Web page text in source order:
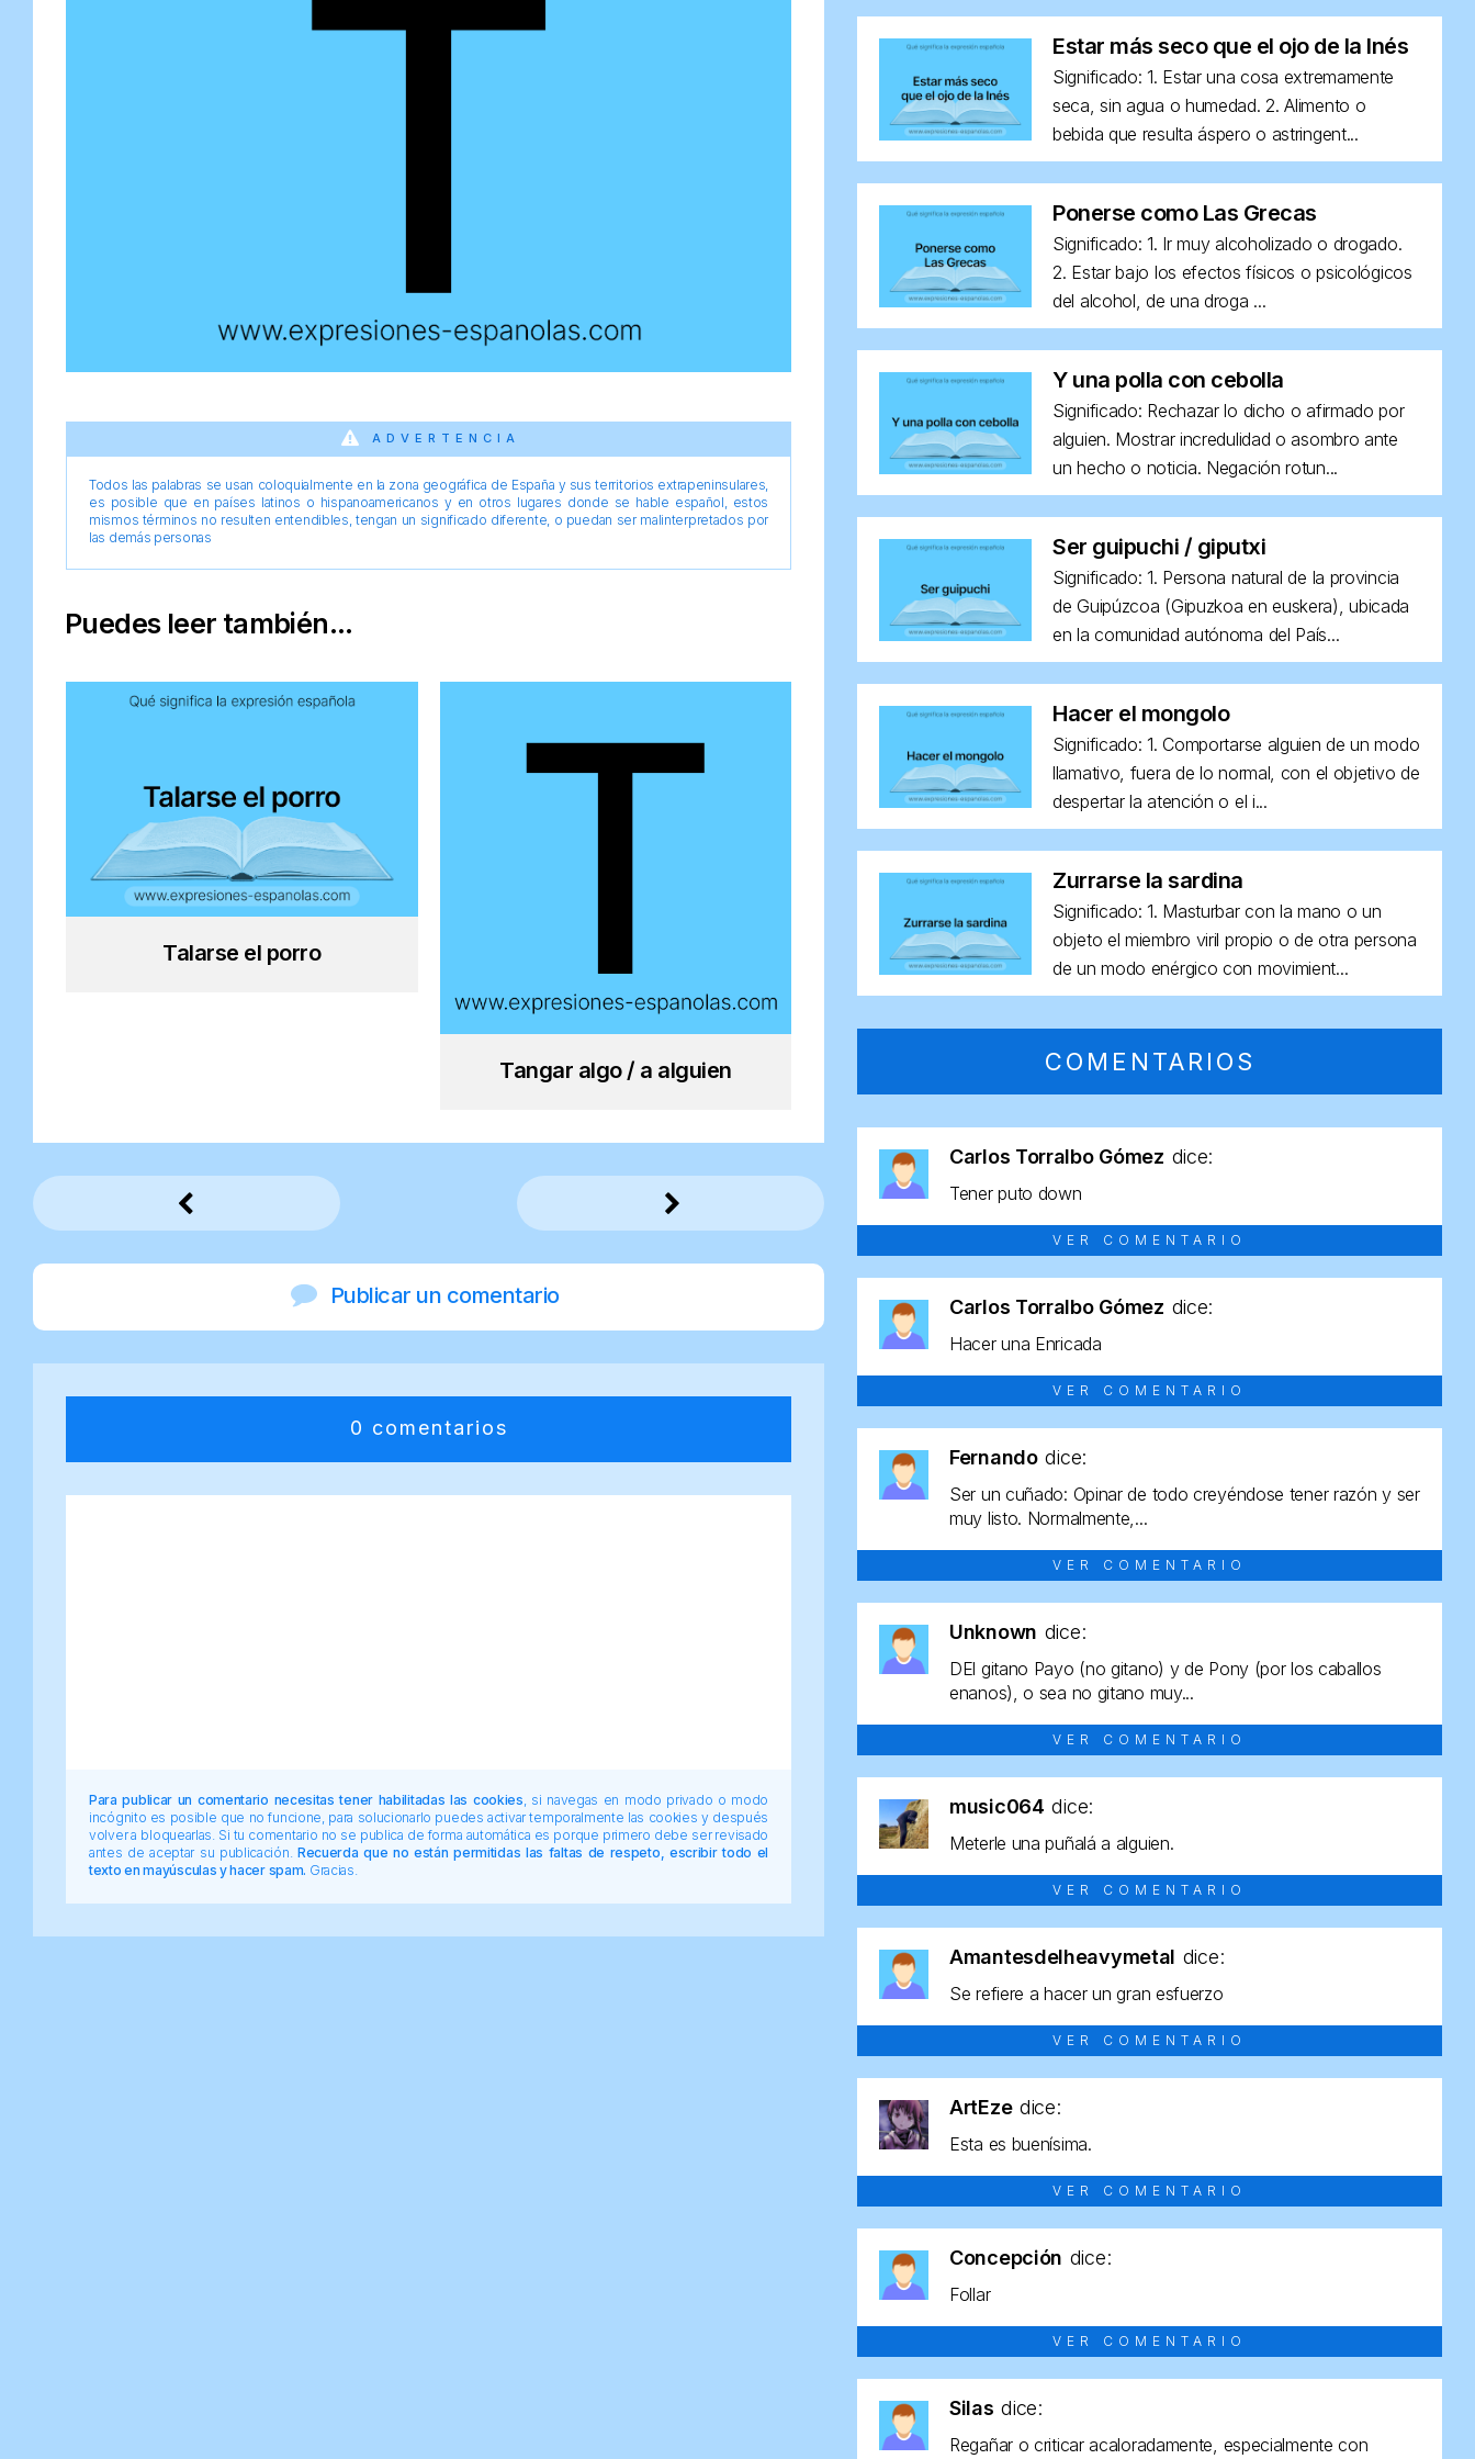
ADVERTENCIA
Todos las palabras se usan coloquialmente en la zona geográfica de España y sus territorios extrapeninsulares,
es posible que en países latinos o hispanoamericanos y en otros lugares donde se hable español, estos
mismos términos no resulten entendibles, tengan un significado diferente, o puedan ser malinterpretados por
las demás personas
Puedes leer también...
Talarse el porro
Tangar algo / a alguien
Publicar un comentario
0 comentarios
Para publicar un comentario necesitas tener habilitadas las cookies , si navegas en modo privado o modo
incógnito es posible que no funcione, para solucionarlo puedes activar temporalmente las cookies y después
volver a bloquearlas. Si tu comentario no se publica de forma automática es porque primero debe ser revisado
antes de aceptar su publicación. Recuerda que no están permitidas las faltas de respeto, escribir todo el
texto en mayúsculas y hacer spam. Gracias.
Estar más seco que el ojo de la Inés
Significado: 1. Estar una cosa extremamente
seca, sin agua o humedad. 2. Alimento o
bebida que resulta áspero o astringent...
Ponerse como Las Grecas
Significado: 1. Ir muy alcoholizado o drogado.
2. Estar bajo los efectos físicos o psicológicos
del alcohol, de una droga ...
Y una polla con cebolla
Significado: Rechazar lo dicho o afirmado por
alguien. Mostrar incredulidad o asombro ante
un hecho o noticia. Negación rotun...
Ser guipuchi / giputxi
Significado: 1. Persona natural de la provincia
de Guipúzcoa (Gipuzkoa en euskera), ubicada
en la comunidad autónoma del País...
Hacer el mongolo
Significado: 1. Comportarse alguien de un modo
llamativo, fuera de lo normal, con el objetivo de
despertar la atención o el i...
Zurrarse la sardina
Significado: 1. Masturbar con la mano o un
objeto el miembro viril propio o de otra persona
de un modo enérgico con movimient...
COMENTARIOS
Carlos Torralbo Gómez dice:
Tener puto down
VER COMENTARIO
Carlos Torralbo Gómez dice:
Hacer una Enricada
VER COMENTARIO
Fernando dice:
Ser un cuñado: Opinar de todo creyéndose tener razón y ser
muy listo. Normalmente,...
VER COMENTARIO
Unknown dice:
DEl gitano Payo (no gitano) y de Pony (por los caballos
enanos), o sea no gitano muy...
VER COMENTARIO
music064 dice:
Meterle una puñalá a alguien.
VER COMENTARIO
Amantesdelheavymetal dice:
Se refiere a hacer un gran esfuerzo
VER COMENTARIO
ArtEze dice:
Esta es buenísima.
VER COMENTARIO
Concepción dice:
Follar
VER COMENTARIO
Silas dice:
Regañar o criticar acaloradamente, especialmente con